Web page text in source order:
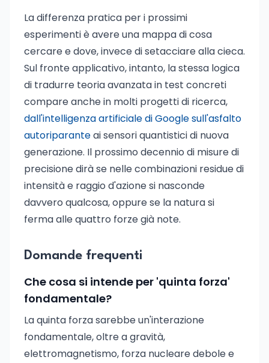
La differenza pratica per i prossimi
esperimenti è avere una mappa di cosa
cercare e dove, invece di setacciare alla cieca.
Sul fronte applicativo, intanto, la stessa logica
di tradurre teoria avanzata in test concreti
compare anche in molti progetti di ricerca,
dall'intelligenza artificiale di Google sull'asfalto
autoriparanteai sensori quantistici di nuova
generazione. Il prossimo decennio di misure di
precisione dirà se nelle combinazioni residue di
intensità e raggio d'azione si nasconde
davvero qualcosa, oppure se la natura si
ferma alle quattro forze già note.
Domande frequenti
Che cosa si intende per 'quinta forza'
fondamentale?
La quinta forza sarebbe un'interazione
fondamentale, oltre a gravità,
elettromagnetismo, forza nucleare debole e